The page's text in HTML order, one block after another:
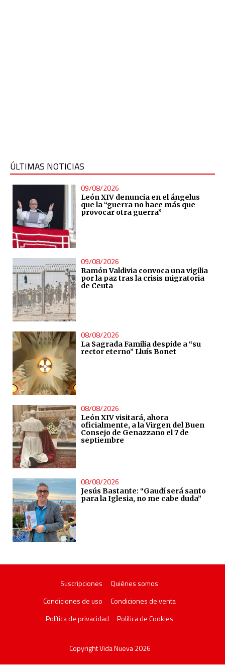
ÚLTIMAS NOTICIAS
09/08/2026
León XIV denuncia en el ángelus
que la “guerra no hace más que
provocar otra guerra”
09/08/2026
Ramón Valdivia convoca una vigilia
por la paz tras la crisis migratoria
de Ceuta
08/08/2026
La Sagrada Familia despide a “su
rector eterno” Lluís Bonet
08/08/2026
León XIV visitará, ahora
oficialmente, a la Virgen del Buen
Consejo de Genazzano el 7 de
septiembre
08/08/2026
Jesús Bastante: “Gaudí será santo
para la Iglesia, no me cabe duda”
Suscripciones
Quiénes somos
Condiciones de uso
Condiciones de venta
Política de privacidad
Política de Cookies
Copyright Vida Nueva 2026